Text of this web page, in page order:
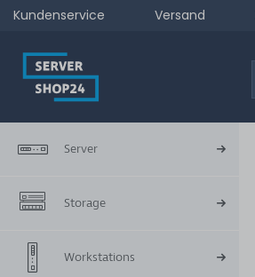
Kundenservice Versand
Server
Storage
Workstations